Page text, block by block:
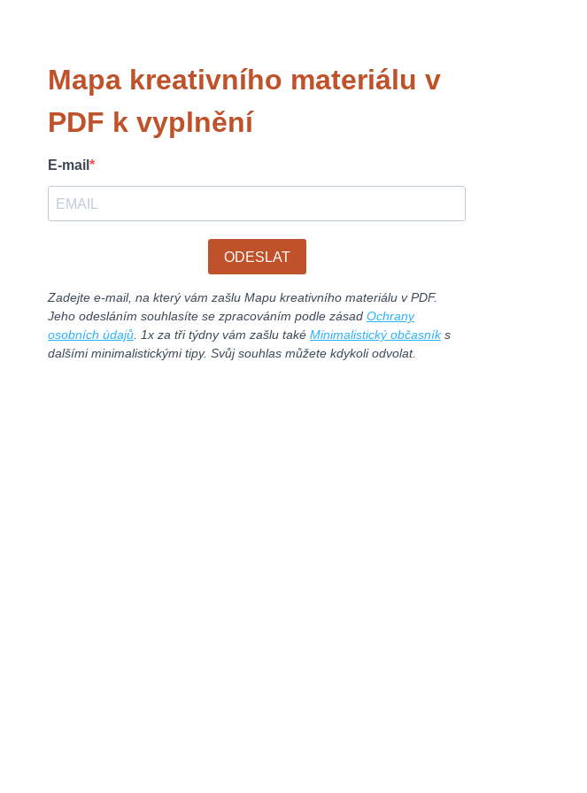
Mapa kreativního materiálu v
PDF k vyplnění
E-mail
ODESLAT
Zadejte e-mail, na který vám zašlu Mapu kreativního materiálu v PDF.
Jeho odesláním souhlasíte se zpracováním podle zásad Ochrany
osobních údajů . 1x za tři týdny vám zašlu také Minimalistický občasníks
dalšími minimalistickými tipy. Svůj souhlas můžete kdykoli odvolat.